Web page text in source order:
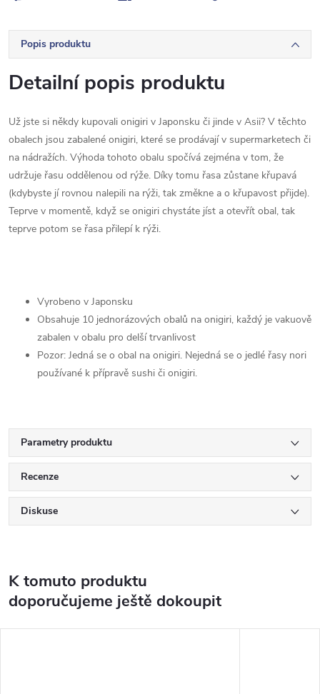
Popis produktu
Detailní popis produktu
Už jste si někdy kupovali onigiri v Japonsku či jinde v Asii? V těchto
obalech jsou zabalené onigiri, které se prodávají v supermarketech či
na nádražích. Výhoda tohoto obalu spočívá zejména v tom, že
udržuje řasu oddělenou od rýže. Díky tomu řasa zůstane křupavá
(kdybyste jí rovnou nalepili na rýži, tak změkne a o křupavost přijde).
Teprve v momentě, když se onigiri chystáte jíst a otevřít obal, tak
teprve potom se řasa přilepí k rýži.
Vyrobeno v Japonsku
Obsahuje 10 jednorázových obalů na onigiri, každý je vakuově
zabalen v obalu pro delší trvanlivost
Pozor: Jedná se o obal na onigiri. Nejedná se o jedlé řasy nori
používané k přípravě sushi či onigiri.
Parametry produktu
Recenze
Diskuse
K tomuto produktu
doporučujeme ještě dokoupit